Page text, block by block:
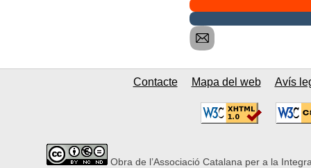
Contacte Mapa del web Avís
Obra de l’Associació Catalana per a la